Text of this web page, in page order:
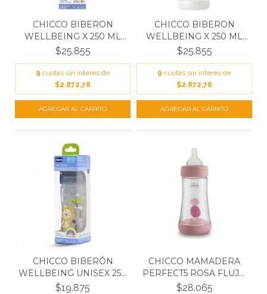
CHICCO BIBERON
WELLBEING X 250 ML
FLUJO...
$25.855
9 cuotas sin interés de
$2.872,78
CHICCO BIBERON
WELLBEING X 250 ML
FLUJO...
$25.855
9 cuotas sin interés de
$2.872,78
CHICCO BIBERÓN
WELLBEING UNISEX 250
ML S...
$19.875
CHICCO MAMADERA
PERFECT5 ROSA FLUJO
MEDI...
$28.065